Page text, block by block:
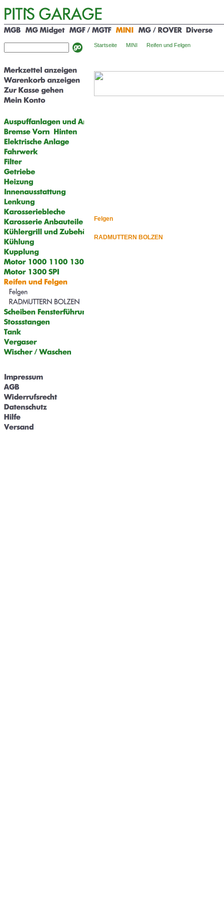
Startseite MINI Reifen und Felgen
Felgen
RADMUTTERN BOLZEN